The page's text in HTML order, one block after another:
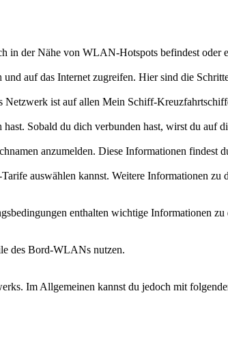
in der Nähe von WLAN-Hotspots befindest oder
auf das Internet zugreifen. Hier sind die
ist auf allen Mein Schiff-
Sobald du dich verbunden hast, wirst du auf
anzumelden. Diese Informationen findest
auswählen kannst. Weitere Informationen
enthalten wichtige Informationen
des Bord-WLANs nutzen.
Im Allgemeinen kannst du jedoch mit